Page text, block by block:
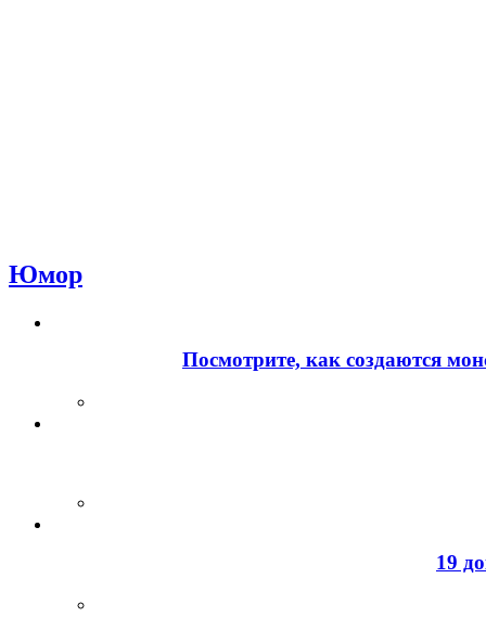
Юмор
Посмотрите, как создаются
19